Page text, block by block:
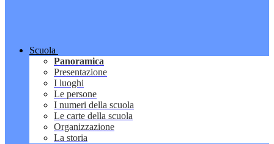
Scuola
Panoramica
Presentazione
I luoghi
Le persone
I numeri della scuola
Le carte della scuola
Organizzazione
La storia